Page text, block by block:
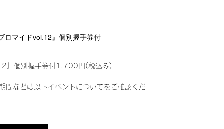
ロマイドvol.12』個別握手券付
』個別握手券付1,700円(税込み)
間などは以下イベントについてをご確認くだ